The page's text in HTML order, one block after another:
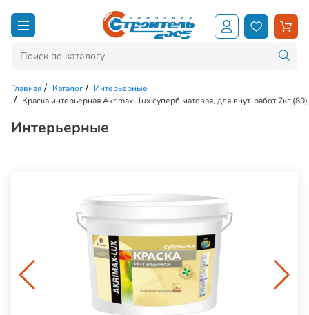
Главная Каталог
Интерьерные
Краска интерьерная Akrimax- lux суперб.матовая, для внут. работ 7кг (80)
Интерьерные